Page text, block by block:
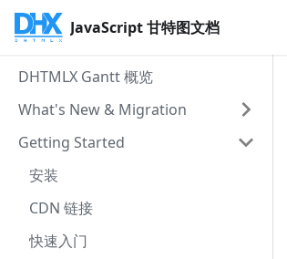
JavaScript 甘特图文档
DHTMLX Gantt 概览
What's New & Migration
Getting Started
安装
CDN 链接
快速入门